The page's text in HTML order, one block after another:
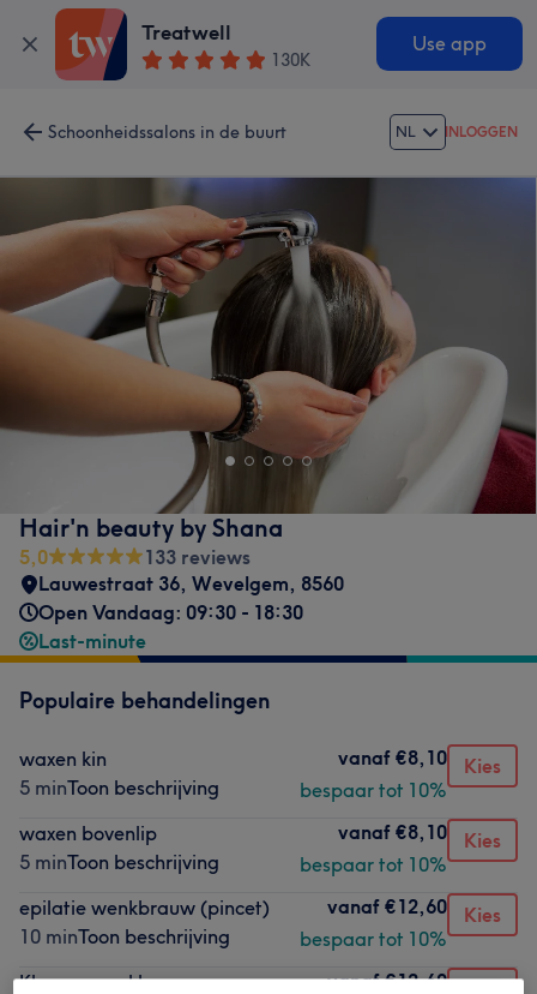
Treatwell
130K
Use app
Schoonheidssalons in de buurt NL INLOGGEN
Hair'n beauty by Shana
5,0
133 reviews
Lauwestraat 36, Wevelgem, 8560
Open Vandaag: 09:30 - 18:30
Last-minute
Populaire behandelingen
waxen kin
5 minToon beschrijving
vanaf €8,10
bespaar tot 10%
Kies
waxen bovenlip
5 minToon beschrijving
vanaf €8,10
bespaar tot 10%
Kies
epilatie wenkbrauw (pincet)
10 minToon beschrijving
vanaf €12,60
bespaar tot 10%
Kies
Kleuren wenkbrauw
vanaf €12,60